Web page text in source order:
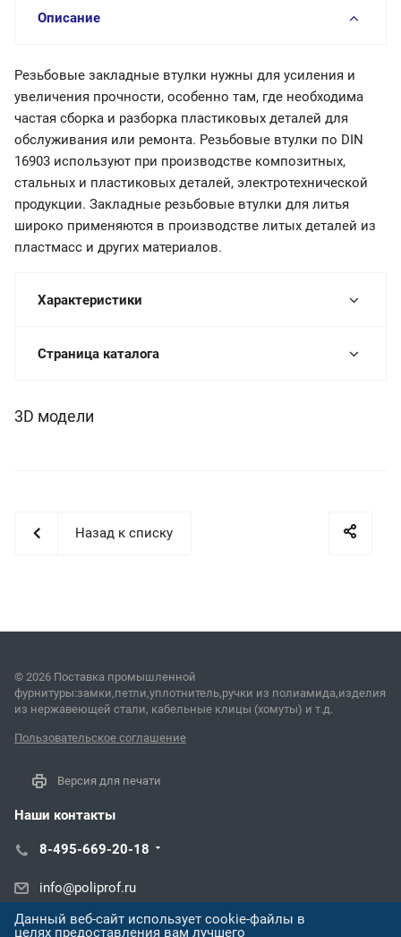
Описание
Резьбовые закладные втулки нужны для усиления и
увеличения прочности, особенно там, где необходима
частая сборка и разборка пластиковых деталей для
обслуживания или ремонта. Резьбовые втулки по DIN
16903 используют при производстве композитных,
стальных и пластиковых деталей, электротехнической
продукции. Закладные резьбовые втулки для литья
широко применяются в производстве литых деталей из
пластмасс и других материалов.
Характеристики
Страница каталога
3D модели
Назад к списку
© 2026 Поставка промышленной
фурнитуры:замки,петли,уплотнитель,ручки из полиамида,изделия
из нержавеющей стали, кабельные клицы (хомуты) и т.д.
Пользовательское соглашение
Версия для печати
Наши контакты
8-495-669-20-18
info@poliprof.ru
ул. Латышских Стрелков, 31О
Данный веб-сайт использует cookie-файлы в
целях предоставления вам лучшего